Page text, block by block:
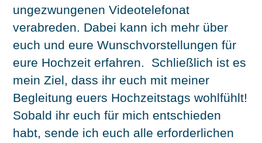
ungezwungenen Videotelefonat
verabreden. Dabei kann ich mehr über
euch und eure Wunschvorstellungen für
eure Hochzeit erfahren. Schließlich ist es
mein Ziel, dass ihr euch mit meiner
Begleitung euers Hochzeitstags wohlfühlt!
Sobald ihr euch für mich entschieden
habt, sende ich euch alle erforderlichen